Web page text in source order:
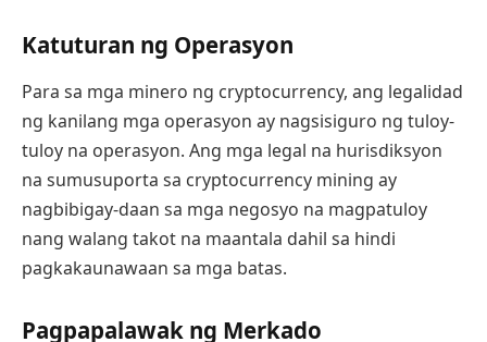
Katuturan ng Operasyon
Para sa mga minero ng cryptocurrency, ang legalidad
ng kanilang mga operasyon ay nagsisiguro ng tuloy-
tuloy na operasyon. Ang mga legal na hurisdiksyon
na sumusuporta sa cryptocurrency mining ay
nagbibigay-daan sa mga negosyo na magpatuloy
nang walang takot na maantala dahil sa hindi
pagkakaunawaan sa mga batas.
Pagpapalawak ng Merkado